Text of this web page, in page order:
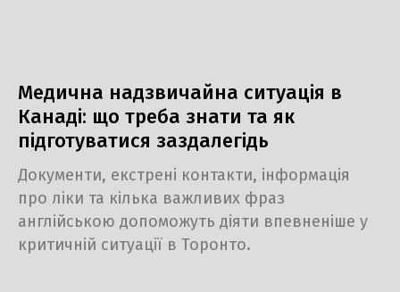
Медична надзвичайна ситуація в
Канаді: що треба знати та як
підготуватися заздалегідь
Документи, екстрені контакти, інформація
про ліки та кілька важливих фраз
англійською допоможуть діяти впевненіше у
критичній ситуації в Торонто.